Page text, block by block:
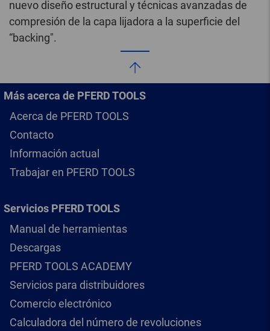
nuevo diseño estructural y técnicas avanzadas de
compresión de la capa lijadora a la superficie del
“backing".
Más acerca de PFERD TOOLS
Acerca de PFERD TOOLS
Contacto
Información actual
Trabajar en PFERD TOOLS
Servicios PFERD TOOLS
Manual de herramientas
Descargas
PFERD TOOLS ACADEMY
Servicios para distribuidores
Comercio electrónico
Calculadora del número de revoluciones